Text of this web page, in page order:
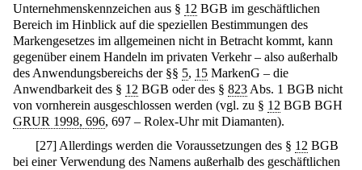
Unternehmenskennzeichen aus § 12 BGB im geschäftlichen
Bereich im Hinblick auf die speziellen Bestimmungen des
Markengesetzes im allgemeinen nicht in Betracht kommt, kann
gegenüber einem Handeln im privaten Verkehr – also außerhalb
des Anwendungsbereichs der §§ 5, 15 MarkenG – die
Anwendbarkeit des § 12 BGB oder des § 823 Abs. 1 BGB nicht
von vornherein ausgeschlossen werden (vgl. zu § 12 BGB BGH
GRUR 1998, 696, 697 – Rolex-Uhr mit Diamanten).
[27] Allerdings werden die Voraussetzungen des § 12 BGB
bei einer Verwendung des Namens außerhalb des geschäftlichen